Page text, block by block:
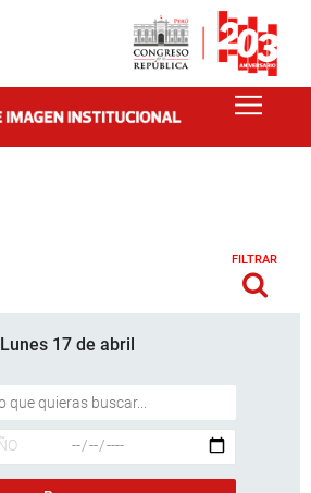
FILTRAR
Lunes 17 de abril